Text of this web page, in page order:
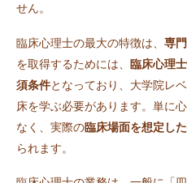
せん。
臨床心理士の最大の特徴は、 専
を取得するためには、 臨床心理
須条件となっており、大学院レ
床を学ぶ必要があります。単に
なく、実際の臨床場面を想定し
られます。